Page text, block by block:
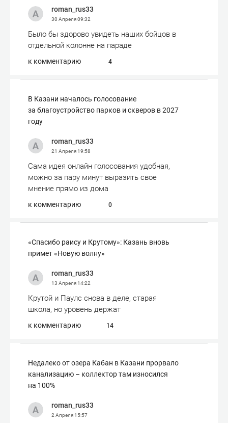
roman_rus33
30 Апреля09:32
Было бы здорово увидеть наших бойцов в
отдельной колонне на параде
к комментарию 4
В Казани началось голосование
за благоустройство парков и скверов в 2027
году
roman_rus33
21 Апреля19:58
Сама идея онлайн голосования удобная,
можно за пару минут выразить свое
мнение прямо из дома
к комментарию 0
«Спасибо раису и Крутому»: Казань вновь
примет «Новую волну»
roman_rus33
13 Апреля14:22
Крутой и Паулс снова в деле, старая
школа, но уровень держат
к комментарию 14
Недалеко от озера Кабан в Казани прорвало
канализацию – коллектор там износился
на 100%
roman_rus33
2 Апреля15:57